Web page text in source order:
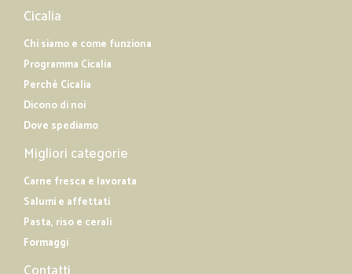
Cicalia
Chi siamo e come funziona
Programma Cicalia
Perché Cicalia
Dicono di noi
Dove spediamo
Migliori categorie
Carne fresca e lavorata
Salumi e affettati
Pasta, riso e cerali
Formaggi